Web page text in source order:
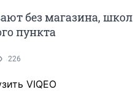
без магазина,
пункта
226
VIQEO